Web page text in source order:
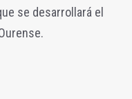
se desarrollará el